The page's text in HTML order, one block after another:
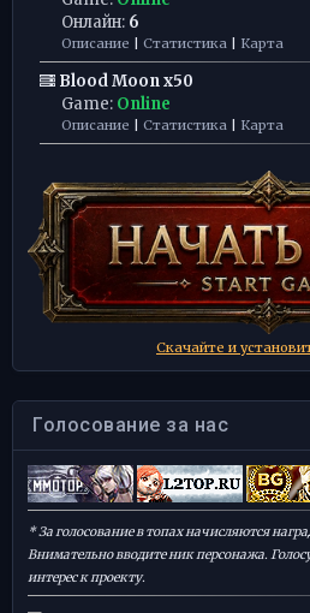
Онлайн: 6
Описание Статистика Карта
Blood Moon x50
Game: Online
Описание Статистика Карта
Скачайте и
Голосование за нас
* За голосование в топах начисляются
Внимательно вводите ник персонажа.
интерес к проекту.